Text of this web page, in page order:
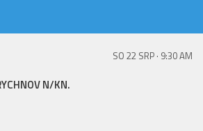
SO 22 SRP · 9:30 AM
N/KN.